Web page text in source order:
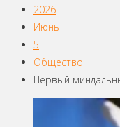
2026
Июнь
5
Общество
Первый